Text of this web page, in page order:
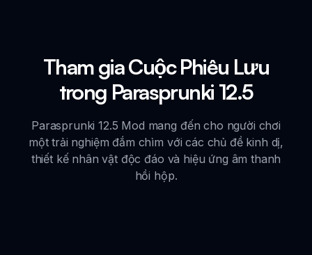
Tham gia Cuộc Phiêu Lưu
trong Parasprunki 12.5
Parasprunki 12.5 Mod mang đến cho người chơi
một trải nghiệm đắm chìm với các chủ đề kinh dị,
thiết kế nhân vật độc đáo và hiệu ứng âm thanh
hồi hộp.